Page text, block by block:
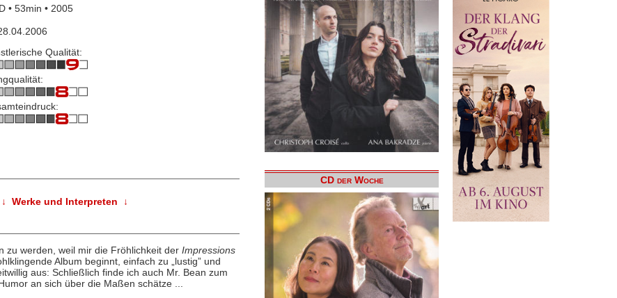
• 53min • 2005
Qualität:
↓ Werke und Interpreten ↓
zu werden, weil mir die Fröhlichkeit der Impressions
Album beginnt, einfach zu „lustig” und
aus: Schließlich finde ich auch Mr. Bean zum
an sich über die Maßen schätze ...
CD der Woche